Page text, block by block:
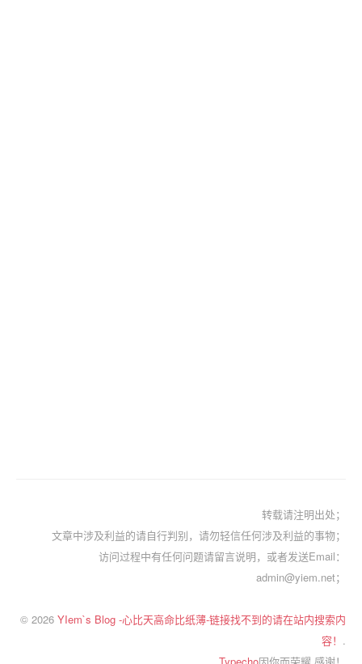
转载请注明出处；
文章中涉及利益的请自行判别，请勿轻信任何涉及利益的事物；
访问过程中有任何问题请留言说明，或者发送Email：
admin@yiem.net；
© 2026 YIem`s Blog -心比天高命比纸薄-链接找不到的请在站内搜索内
容！ .